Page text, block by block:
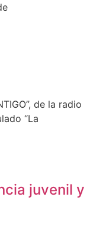
de la radio
“La
juvenil y